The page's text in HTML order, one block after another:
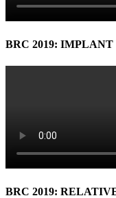
BRC 2019:
BRC 2019: